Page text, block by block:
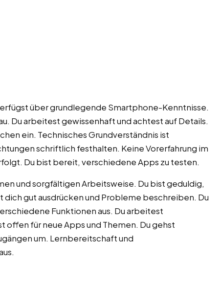
über grundlegende Smartphone-Kenntnisse.
Du arbeitest gewissenhaft und achtest auf Details.
ein. Technisches Grundverständnis ist
schriftlich festhalten. Keine Vorerfahrung im
Du bist bereit, verschiedene Apps zu testen.
und sorgfältigen Arbeitsweise. Du bist geduldig,
dich gut ausdrücken und Probleme beschreiben. Du
Funktionen aus. Du arbeitest
offen für neue Apps und Themen. Du gehst
um. Lernbereitschaft und